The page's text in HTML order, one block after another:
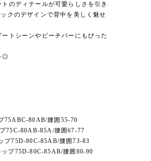
のディテールが可愛らしさを引き
クのデザインで背中を美しく魅せ
トシーンやビーチバーにもぴった
◎
75ABC-80AB/腰囲55-70
75C-80AB-85A/腰囲67-77
プ75D-80C-85AB/腰囲73-83
プ75D-80C-85AB/腰囲80-90